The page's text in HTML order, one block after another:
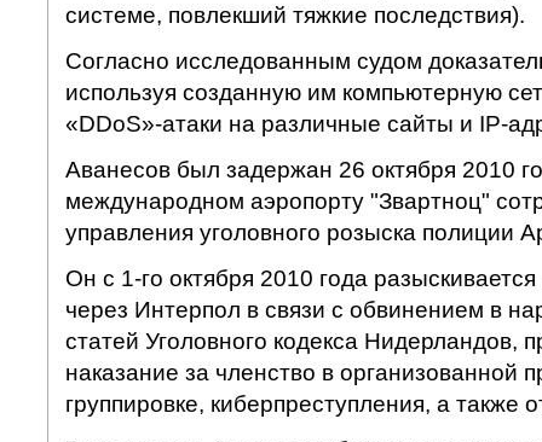
системе, повлекший тяжкие последствия).
Согласно исследованным судом
используя созданную им компьютерную
«DDoS»-атаки на различные сайты и IP-
Аванесов был задержан 26 октября 2010
международном аэропорту "Звартноц"
управления уголовного розыска полиции
Он с 1-го октября 2010 года
через Интерпол в связи с обвинением в
статей Уголовного кодекса Нидерландов,
наказание за членство в организованной
группировке, киберпреступления, а также